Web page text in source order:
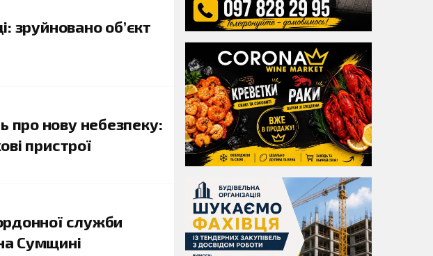
зруйновано об’єкт
про нову небезпеку:
пристрої
служби
Сумщині